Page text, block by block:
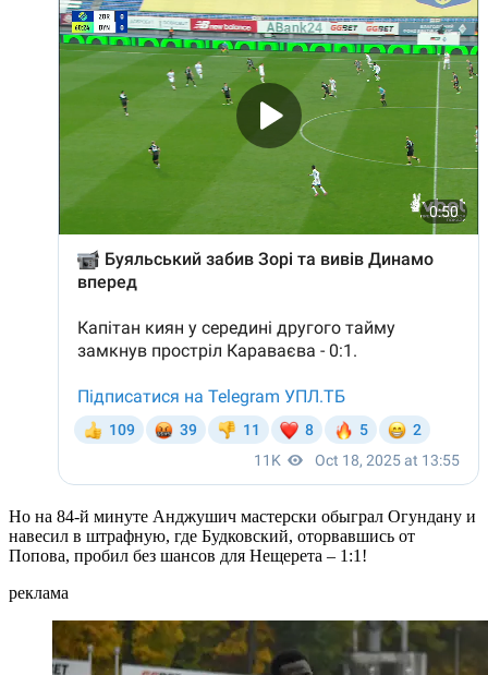
Но на 84-й минуте Анджушич мастерски обыграл Огундану и
навесил в штрафную, где Будковский, оторвавшись от
Попова, пробил без шансов для Нещерета – 1:1!
реклама